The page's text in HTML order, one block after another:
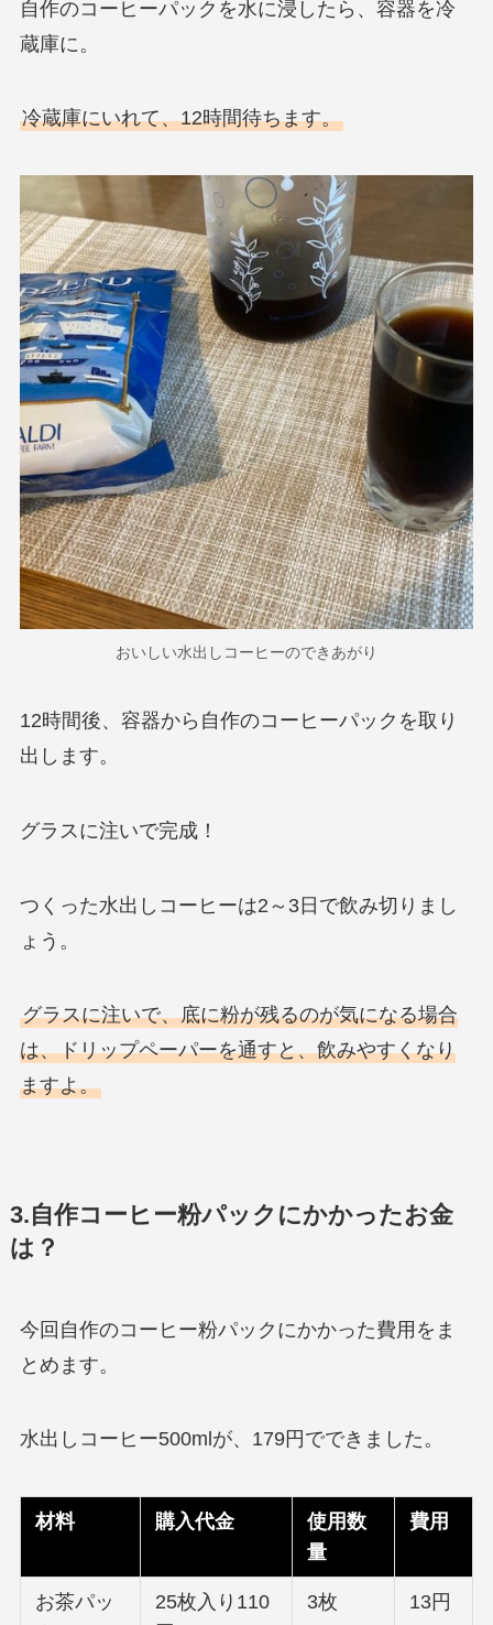
自作のコーヒーパックを水に浸したら、容器を冷
蔵庫に。
冷蔵庫にいれて、12時間待ちます。
おいしい水出しコーヒーのできあがり
12時間後、容器から自作のコーヒーパックを取り
出します。
グラスに注いで完成！
つくった水出しコーヒーは2～3日で飲み切りまし
ょう。
グラスに注いで、底に粉が残るのが気になる場合
は、ドリップペーパーを通すと、飲みやすくなり
ますよ。
3.自作コーヒー粉パックにかかったお金
は？
今回自作のコーヒー粉パックにかかった費用をま
とめます。
水出しコーヒー500mlが、179円でできました。
材料 購入代金
使用数
量
費用
お茶パッ
25枚入り110
3枚 13円